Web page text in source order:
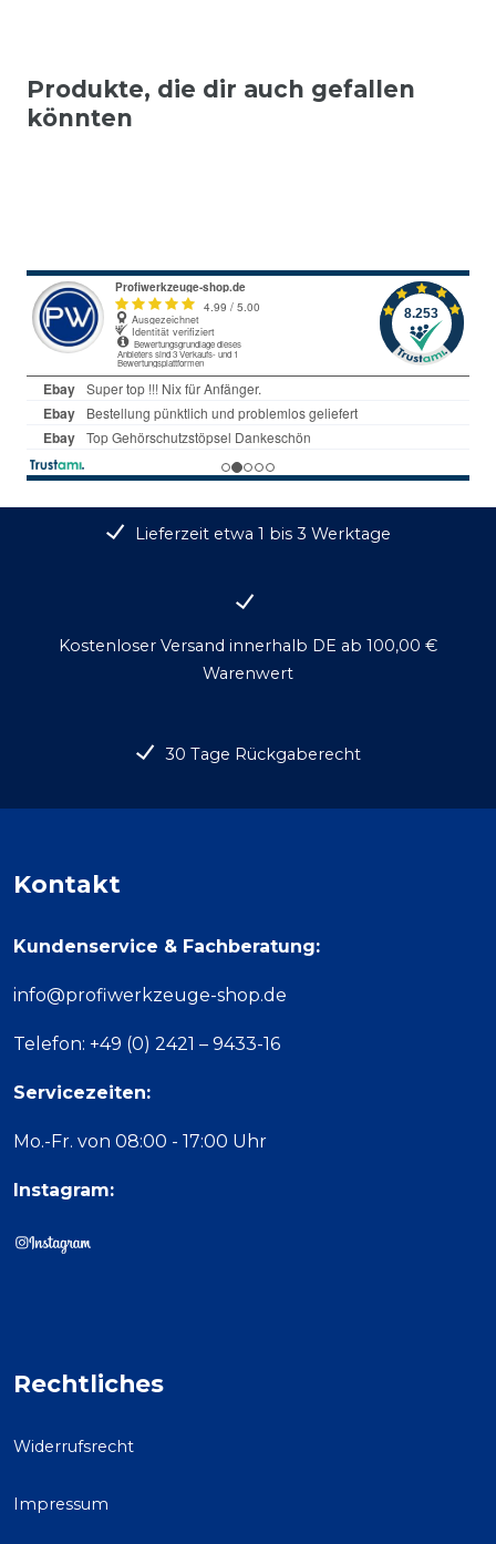
Produkte, die dir auch gefallen
könnten
Lieferzeit etwa 1 bis 3 Werktage
Kostenloser Versand innerhalb DE ab 100,00 €
Warenwert
30 Tage Rückgaberecht
Kontakt
Kundenservice & Fachberatung:
info@profiwerkzeuge-shop.de
Telefon: +49 (0) 2421 – 9433-16
Servicezeiten:
Mo.-Fr. von 08:00 - 17:00 Uhr
Instagram:
Rechtliches
Widerrufsrecht
Impressum